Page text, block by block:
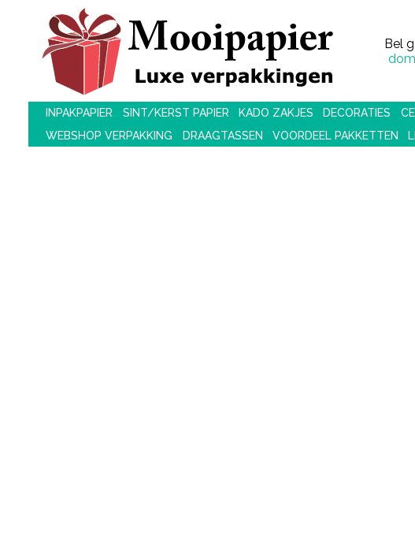
Bel
INPAKPAPIER SINT/KERST PAPIER KADO ZAKJES DECORATIES
WEBSHOP VERPAKKING
DRAAGTASSEN VOORDEEL PAKKETTEN